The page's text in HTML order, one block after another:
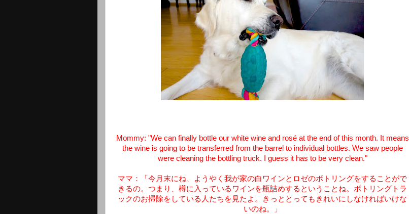
Mommy: "We can finally bottle our white wine and rosé at the end of this month. It means
the wine is going to be transferred from the barrel to individual bottles. We saw people
were cleaning the bottling truck. I guess it has to be very clean."
ママ：「今月末にね、ようやく我が家の白ワインとロゼのボトリングをすることがで
きるの。つまり、樽に入っているワインを瓶詰めするということね。ボトリングトラ
ックのお掃除をしている人たちを見たよ。きっととってもきれいにしなければいけな
いのね。」